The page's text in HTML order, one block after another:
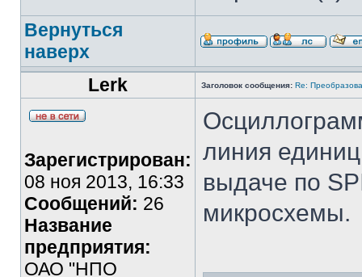
Вернуться
наверх
Lerk
Заголовок сообщения: Re:
Зарегистрирован:
08 ноя 2013, 16:33
Сообщений: 26
Название
предприятия:
ОАО "НПО
линия
выдаче по
микросхемы.